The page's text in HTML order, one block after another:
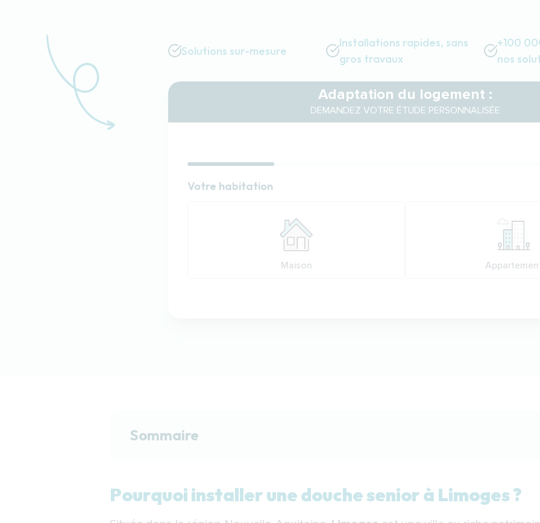
Solutions sur-mesure
Installations rapides, sans
gros travaux
+100
nos
Adaptation du logement :
DEMANDEZ VOTRE ÉTUDE PERSONNALISÉE
Habitation
Votre habitation
Maison
Sommaire
Pourquoi installer une douche senior à Limoges ?
Les étapes pour transformer votre baignoire en douche senior à Limoges
Pourquoi installer une douche senior à Limoges ?